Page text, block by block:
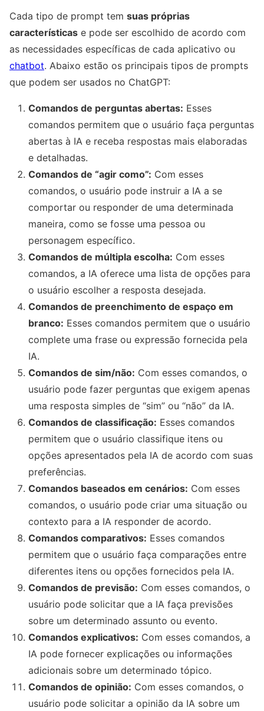
Cada tipo de prompt tem suas próprias
características e pode ser escolhido de acordo com
as necessidades específicas de cada aplicativo ou
chatbot. Abaixo estão os principais tipos de prompts
que podem ser usados no ChatGPT:
Comandos de perguntas abertas: Esses
comandos permitem que o usuário faça perguntas
abertas à IA e receba respostas mais elaboradas
e detalhadas.
Comandos de “agir como”: Com esses
comandos, o usuário pode instruir a IA a se
comportar ou responder de uma determinada
maneira, como se fosse uma pessoa ou
personagem específico.
Comandos de múltipla escolha: Com esses
comandos, a IA oferece uma lista de opções para
o usuário escolher a resposta desejada.
Comandos de preenchimento de espaço em
branco: Esses comandos permitem que o usuário
complete uma frase ou expressão fornecida pela
IA.
Comandos de sim/não: Com esses comandos, o
usuário pode fazer perguntas que exigem apenas
uma resposta simples de “sim” ou “não” da IA.
Comandos de classificação: Esses comandos
permitem que o usuário classifique itens ou
opções apresentados pela IA de acordo com suas
preferências.
Comandos baseados em cenários: Com esses
comandos, o usuário pode criar uma situação ou
contexto para a IA responder de acordo.
Comandos comparativos: Esses comandos
permitem que o usuário faça comparações entre
diferentes itens ou opções fornecidos pela IA.
Comandos de previsão: Com esses comandos, o
usuário pode solicitar que a IA faça previsões
sobre um determinado assunto ou evento.
Comandos explicativos: Com esses comandos, a
IA pode fornecer explicações ou informações
adicionais sobre um determinado tópico.
Comandos de opinião: Com esses comandos, o
usuário pode solicitar a opinião da IA sobre um